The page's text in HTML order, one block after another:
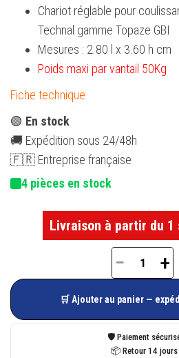
Chariot réglable pour
Technal gamme Topaze GBI
Mesures : 2.80 l x 3.60 h cm
Poids maxi par vantail 50Kg
Fiche technique
🟢 En stock
🚚 Expédition sous 24/48h
🇫🇷 Entreprise française
4 pièces en stock
Livraison à partir du 1
quantité
Chariot
TCG015
simple
− +
🛒 Ajouter au panier —
🛡️ Paiement
📦 Retour 14 jours